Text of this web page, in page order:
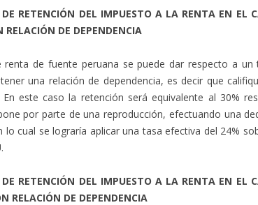
RETENCIÓN DEL IMPUESTO A LA RENTA EN EL
RELACIÓN DE DEPENDENCIA
renta de fuente peruana se puede dar respecto a un
una relación de dependencia, es decir que
este caso la retención será equivalente al 30%
por parte de una reproducción, efectuando una
lo cual se lograría aplicar una tasa efectiva del 24%
RETENCIÓN DEL IMPUESTO A LA RENTA EN EL
RELACIÓN DE DEPENDENCIA